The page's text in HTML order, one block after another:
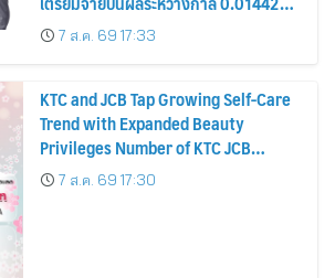
บาทต่อหุ้น ครึ่งปีหลังมุ่งเติบโตต่อเนื่อง
7 ส.ค. 69 17:33
KTC and JCB Tap Growing Self-Care
Trend with Expanded Beauty
Privileges Number of KTC JCB
Cardmembers Spending on
Cosmetics Rises 26%
7 ส.ค. 69 17:30